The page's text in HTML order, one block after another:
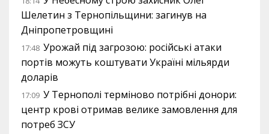
Шелетин з Тернопільщини: загинув на
Дніпропетровщині
17:48 Урожай під загрозою: російські атаки
портів можуть коштувати Україні мільярди
доларів
17:09 У Тернополі терміново потрібні донори:
центр крові отримав велике замовлення для
потреб ЗСУ